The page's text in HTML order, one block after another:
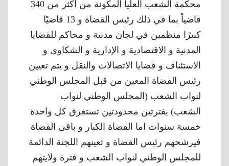
محكمة الشعب العليا المكونة من أكثر من 340
قاضياً بما في ذلك رئيس القضاة و 13 قاضيًا
كبيرًا منظمين في لجان مدنية و محاكم للقضايا
المدنية و الاقتصادية و الإدارية و الشكاوى و
الاستئناف و قضايا الاتصالات والنقل و يتم تعيين
رئيس القضاة المعين من قبل المجلس الوطني
لنواب الشعب (المجلس الوطني لنواب
الشعب) بفترتين محدودتين تستغرق كل واحدة
خمسة سنوات اما القضاة الكبار و باقى القضاة
فيرشحهم رئيس القضاة و تعينهم اللجنة الدائمة
للمجلس الوطني لنواب الشعب و فترة ولايتهم